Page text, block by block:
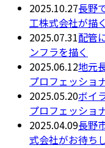
2025.10.27長野
工株式会社が描
2025.07.31配管
ンフラを描く
2025.06.12地元
プロフェッショ
2025.05.20ボイ
プロフェッショ
2025.04.09長野
式会社がお待ち